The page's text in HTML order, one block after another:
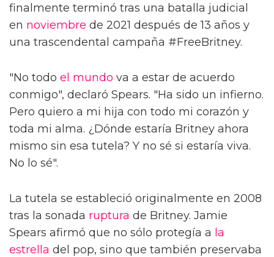
finalmente terminó tras una batalla judicial
en noviembre de 2021 después de 13 años y
una trascendental campaña #FreeBritney.
"No todo el mundo va a estar de acuerdo
conmigo", declaró Spears. "Ha sido un infierno.
Pero quiero a mi hija con todo mi corazón y
toda mi alma. ¿Dónde estaría Britney ahora
mismo sin esa tutela? Y no sé si estaría viva.
No lo sé".
La tutela se estableció originalmente en 2008
tras la sonada ruptura de Britney. Jamie
Spears afirmó que no sólo protegía a la
estrella del pop, sino que también preservaba